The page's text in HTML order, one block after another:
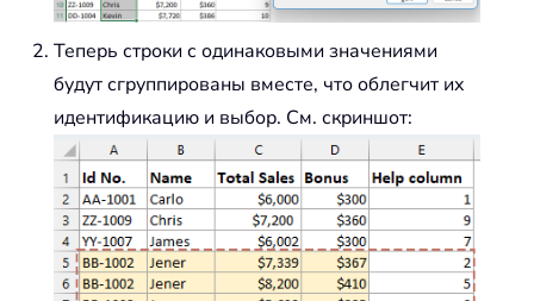
Теперь строки с одинаковыми значениями
будут сгруппированы вместе, что облегчит их
идентификацию и выбор. См. скриншот: